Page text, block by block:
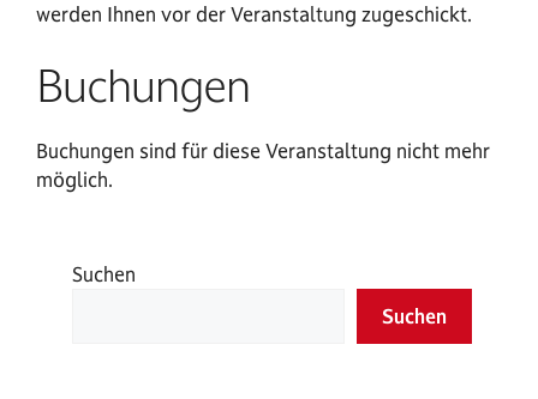
werden Ihnen vor der Veranstaltung zugeschickt.
Buchungen
Buchungen sind für diese Veranstaltung nicht mehr
möglich.
Suchen
Suchen